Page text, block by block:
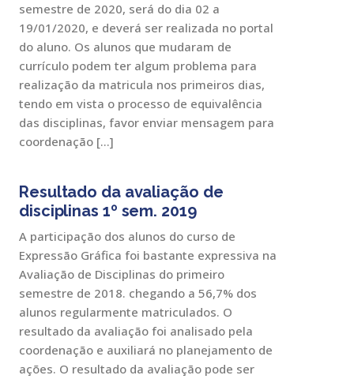
semestre de 2020, será do dia 02 a
19/01/2020, e deverá ser realizada no portal
do aluno. Os alunos que mudaram de
currículo podem ter algum problema para
realização da matricula nos primeiros dias,
tendo em vista o processo de equivalência
das disciplinas, favor enviar mensagem para
coordenação […]
Resultado da avaliação de
disciplinas 1º sem. 2019
A participação dos alunos do curso de
Expressão Gráfica foi bastante expressiva na
Avaliação de Disciplinas do primeiro
semestre de 2018. chegando a 56,7% dos
alunos regularmente matriculados. O
resultado da avaliação foi analisado pela
coordenação e auxiliará no planejamento de
ações. O resultado da avaliação pode ser